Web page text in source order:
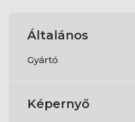
Általános
Gyártó
Képernyő